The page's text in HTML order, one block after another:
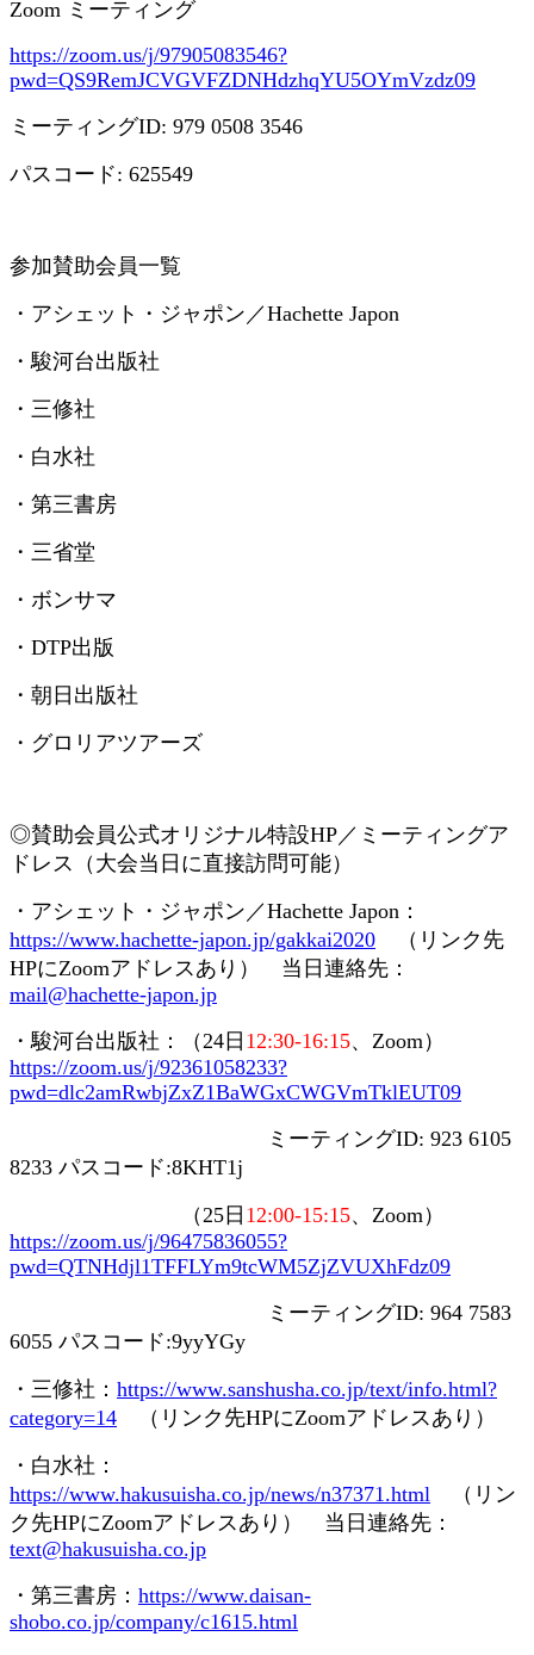
Zoom ミーティング
https://zoom.us/j/97905083546?
pwd=QS9RemJCVGVFZDNHdzhqYU5OYmVzdz09
ミーティングID: 979 0508 3546
パスコード: 625549
参加賛助会員一覧
・アシェット・ジャポン／Hachette Japon
・駿河台出版社
・三修社
・白水社
・第三書房
・三省堂
・ボンサマ
・ DTP出版
・朝日出版社
・グロリアツアーズ
◎賛助会員公式オリジナル特設HP／ミーティングア
ドレス（大会当日に直接訪問可能）
・アシェット・ジャポン／Hachette Japon ：
https://www.hachette-japon.jp/gakkai2020 （リンク先
HPにZoomアドレスあり） 当日連絡先：
mail@hachette-japon.jp
・駿河台出版社：（24 日 12:30-16:15、 Zoom）
https://zoom.us/j/92361058233?
pwd=dlc2amRwbjZxZ1BaWGxCWGVmTklEUT09
ミーティングID: 923 6105
8233 パスコード:8KHT1j
（25 日 12:00-15:15、 Zoom）
https://zoom.us/j/96475836055?
pwd=QTNHdjl1TFFLYm9tcWM5ZjZVUXhFdz09
ミーティングID: 964 7583
6055 パスコード:9yyYGy
・三修社： https://www.sanshusha.co.jp/text/info.html?
category=14 （リンク先HPにZoomアドレスあり）
・白水社：
https://www.hakusuisha.co.jp/news/n37371.html （リン
ク先HPにZoomアドレスあり） 当日連絡先：
text@hakusuisha.co.jp
・第三書房： https://www.daisan-
shobo.co.jp/company/c1615.html